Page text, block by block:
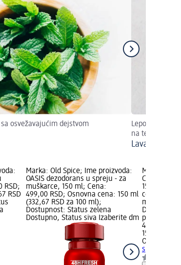
osvežavajućim dejstvom
Lepo izgleda,
na telo i um
Lavanda –
RSD;
RSD
Marka: Old Spice; Ime proizvoda:
OASIS dezodorans u spreju - za
muškarce, 150 ml; Cena:
499,00 RSD; Osnovna cena: 150 ml
(332,67 RSD za 100 ml);
Dostupnost: Status zelena
Dostupno, Status siva Izaberite dm
Marka: Old
COLD
150 ml;
cena: 150
ml);
Dostupno,
prodavnicu
499,00 RSD
150 ml
Old Spice
spreju, 150